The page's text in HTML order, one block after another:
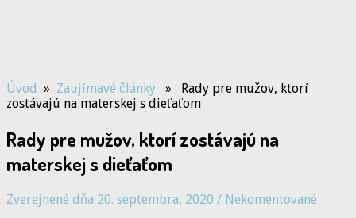
Úvod » Zaujímavé články » Rady pre mužov, ktorí
zostávajú na materskej s dieťaťom
Rady pre mužov, ktorí zostávajú na
materskej s dieťaťom
Zverejnené dňa 20. septembra, 2020 / Nekomentované